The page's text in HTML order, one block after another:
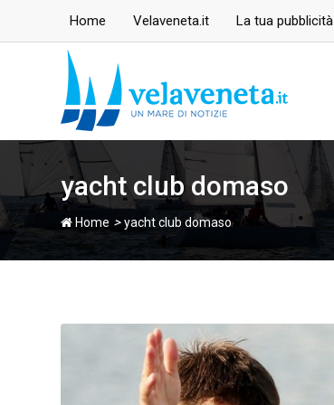
Home Velaveneta.it La tua pubblicità
yacht club domaso
Home >yacht club domaso